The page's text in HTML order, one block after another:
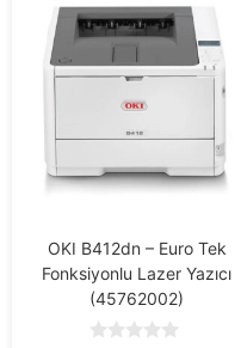
OKI B412dn – Euro Tek
Fonksiyonlu Lazer Yazıcı
(45762002)